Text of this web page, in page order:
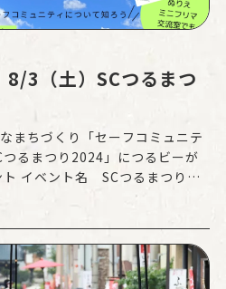
3（土）SCつるまつ
まちづくり「セーフコミュニテ
るまつり2024」につるビーが
イベント名 SCつるまつり
）9：30〜15：3 […]